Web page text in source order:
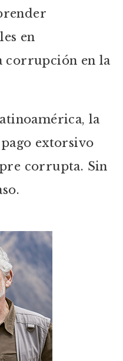
en
corrupción en la
la
extorsivo
corrupta. Sin